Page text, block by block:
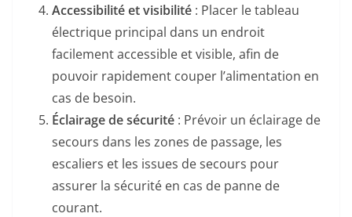
Accessibilité et visibilité : Placer le tableau
électrique principal dans un endroit
facilement accessible et visible, afin de
pouvoir rapidement couper l’alimentation en
cas de besoin.
Éclairage de sécurité : Prévoir un éclairage de
secours dans les zones de passage, les
escaliers et les issues de secours pour
assurer la sécurité en cas de panne de
courant.